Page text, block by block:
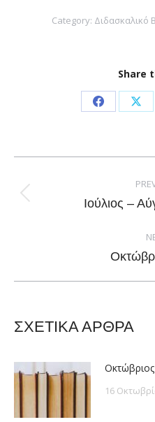
Category: Διδασκαλικό
Share
Share
Facebook
X
navigation
Ιούλιος –
ΣΧΕΤΙΚΑ ΑΡΘΡΑ
16